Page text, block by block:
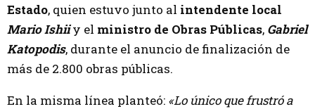
Estado, quien estuvo junto al intendente local
Mario Ishiiy el ministro de Obras Públicas, Gabriel
Katopodis, durante el anuncio de finalización de
más de 2.800 obras públicas.
En la misma línea planteó: «Lo único que frustró a